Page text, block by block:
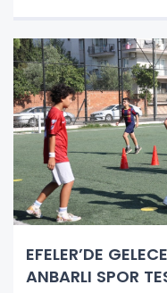
EFELER’DE
ANBARLI SPOR